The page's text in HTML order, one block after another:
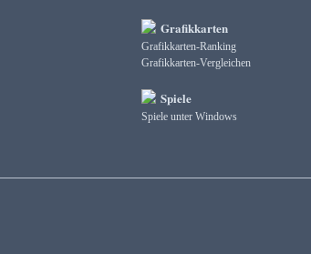
Grafikkarten
Grafikkarten-Ranking
Grafikkarten-Vergleichen
Spiele
Spiele unter Windows